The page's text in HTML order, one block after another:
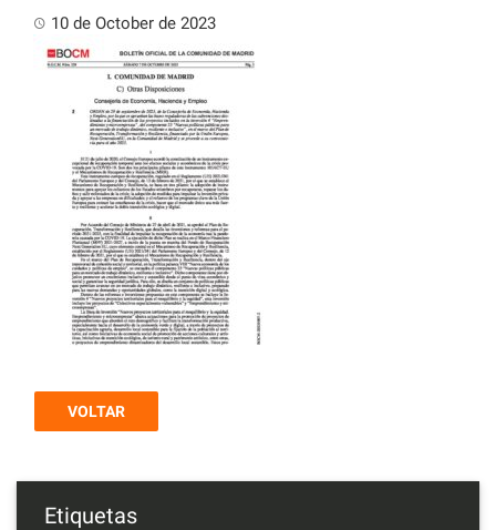
10 de October de 2023
VOLTAR
Etiquetas